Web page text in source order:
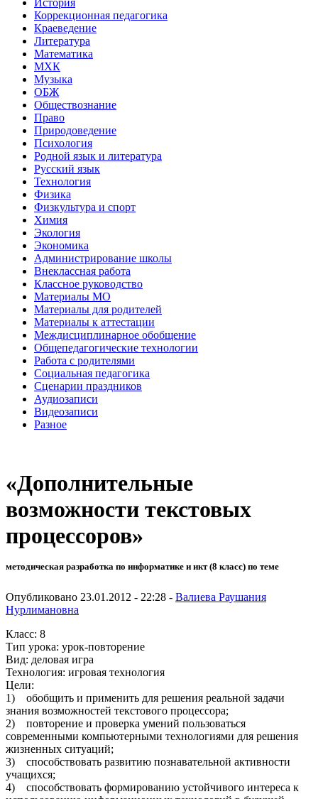
Коррекционная педагогика
Краеведение
Литература
Математика
МХК
Музыка
ОБЖ
Обществознание
Право
Природоведение
Психология
Родной язык и литература
Русский язык
Технология
Физика
Физкультура и спорт
Химия
Экология
Экономика
Администрирование школы
Внеклассная работа
Классное руководство
Материалы МО
Материалы для родителей
Материалы к аттестации
Междисциплинарное обобщение
Общепедагогические технологии
Работа с родителями
Социальная педагогика
Сценарии праздников
Аудиозаписи
Видеозаписи
Разное
«Дополнительные
возможности текстовых
процессоров»
методическая разработка по информатике и икт (8 класс) по теме
Опубликовано 23.01.2012 - 22:28 - Валиева Раушания
Нурлимановна
Класс: 8
Тип урока: урок-повторение
Вид: деловая игра
Технология: игровая технология
Цели:
1) обобщить и применить для решения реальной задачи
знания возможностей текстового процессора;
2) повторение и проверка умений пользоваться
современными компьютерными технологиями для решения
жизненных ситуаций;
3) способствовать развитию познавательной активности
учащихся;
4) способствовать формированию устойчивого интереса к